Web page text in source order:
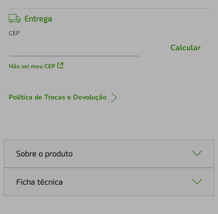
Entrega
CEP
Não sei meu CEP
Calcular
Política de Trocas e Devolução
Sobre o produto
Ficha técnica